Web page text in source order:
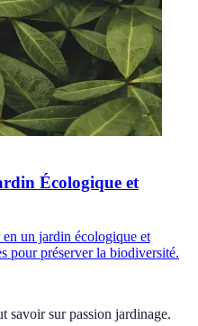
Écologique et
un jardin écologique et
pour préserver la biodiversité.
savoir sur passion jardinage.